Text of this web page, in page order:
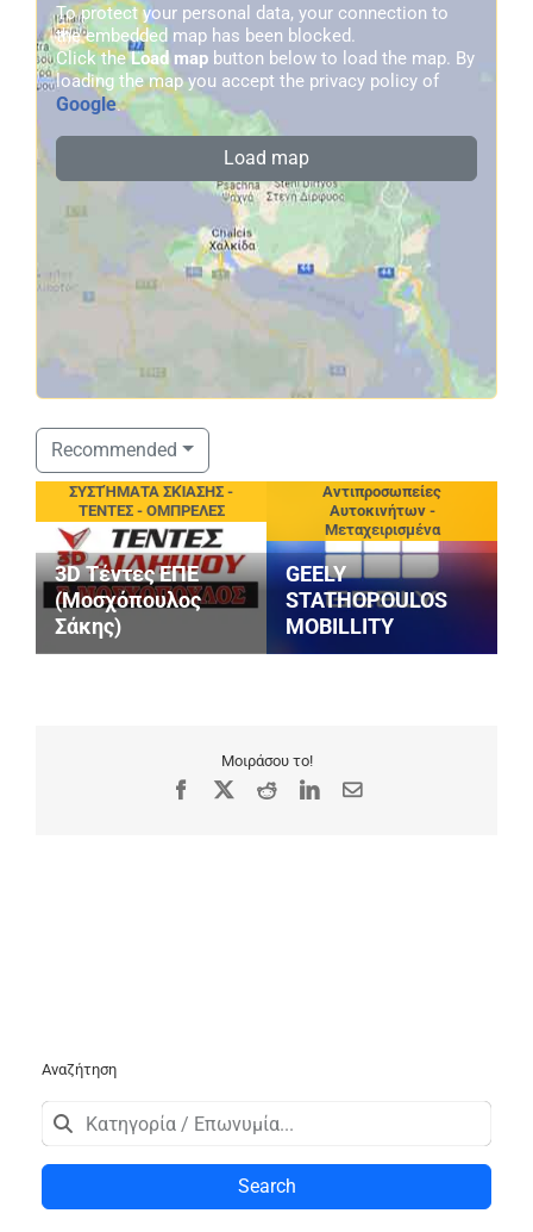
To protect your personal data, your connection to
the embedded map has been blocked.
Click theLoad map button below to load the map. By
loading the map you accept the privacy policy of
Google.
Load map
Recommended
ΣΥΣΤΉΜΑΤΑ ΣΚΊΑΣΗΣ -
ΤΕΝΤΕΣ - ΟΜΠΡΕΛΕΣ
3D Τέντες ΕΠΕ
(Μοσχόπουλος
Σάκης)
Αντιπροσωπείες
Αυτοκινήτων -
Μεταχειρισμένα
GEELY
STATHOPOULOS
MOBILLITY
Μοιράσου το!
Facebook RedditLinkedIn
Email
Αναζήτηση
Search